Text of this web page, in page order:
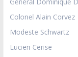
Général Dominique
Colonel Alain Corvez
Modeste Schwartz
Lucien Cerise